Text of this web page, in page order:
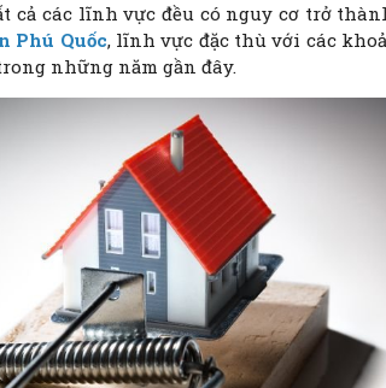
cả các lĩnh vực đều có nguy cơ trở
Phú Quốc, lĩnh vực đặc thù với các
những năm gần đây.